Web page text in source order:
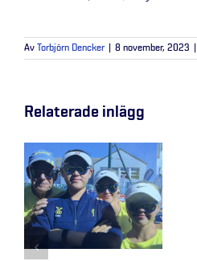
Av Torbjörn Dencker 8 november, 2023
Relaterade inlägg